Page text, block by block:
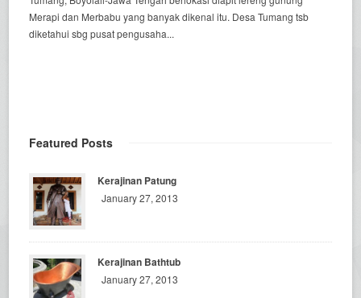
Merapi dan Merbabu yang banyak dikenal itu. Desa Tumang tsb
diketahui sbg pusat pengusaha...
Featured Posts
Kerajinan Patung
January 27, 2013
Kerajinan Bathtub
January 27, 2013